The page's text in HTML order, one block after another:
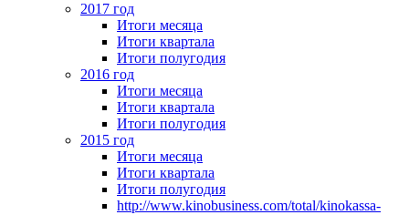
2017 год
Итоги месяца
Итоги квартала
Итоги полугодия
2016 год
Итоги месяца
Итоги квартала
Итоги полугодия
2015 год
Итоги месяца
Итоги квартала
Итоги полугодия
http://www.kinobusiness.com/total/kinokassa-